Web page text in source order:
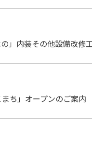
」内装その他設備改修
ち」オープンのご案内